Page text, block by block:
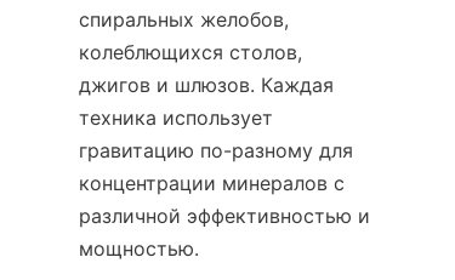
спиральных желобов,
колеблющихся столов,
джигов и шлюзов. Каждая
техника использует
гравитацию по-разному для
концентрации минералов с
различной эффективностью и
мощностью.